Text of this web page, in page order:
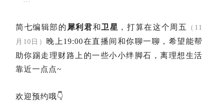
简七编辑部的 犀利君和卫星 ，打算在这个周五
（11
月10日） 晚上19:00在直播间和你聊一聊，希望能帮
助你踢走理财路上的一些小小绊脚石，离理想生活
靠近一点点~
欢迎预约哦👇